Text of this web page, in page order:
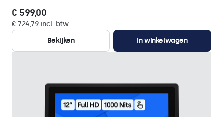
€ 599,00
€ 724,79 incl. btw
Bekijken
In winkelwagen